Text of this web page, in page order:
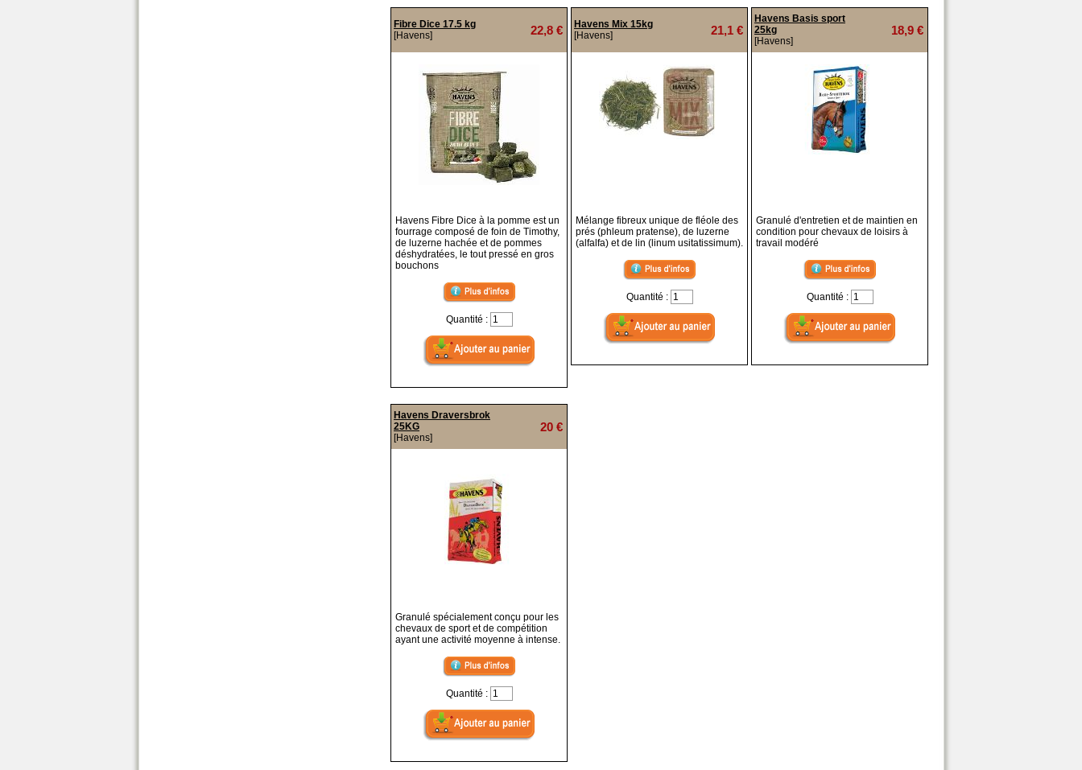
Fibre Dice 17.5 kg
[Havens]
22,8 €
Havens Fibre Dice à la pomme est un
fourrage composé de foin de Timothy,
de luzerne hachée et de pommes
déshydratées, le tout pressé en gros
bouchons
Quantité :
Havens Mix 15kg
[Havens]
21,1 €
Mélange fibreux unique de fléole des
prés (phleum pratense), de luzerne
(alfalfa) et de lin (linum usitatissimum).
Quantité :
Havens Basis sport
25kg
[Havens]
18,9 €
Granulé d'entretien et de maintien en
condition pour chevaux de loisirs à
travail modéré
Quantité :
Havens Draversbrok
25KG
[Havens]
20 €
Granulé spécialement conçu pour les
chevaux de sport et de compétition
ayant une activité moyenne à intense.
Quantité :